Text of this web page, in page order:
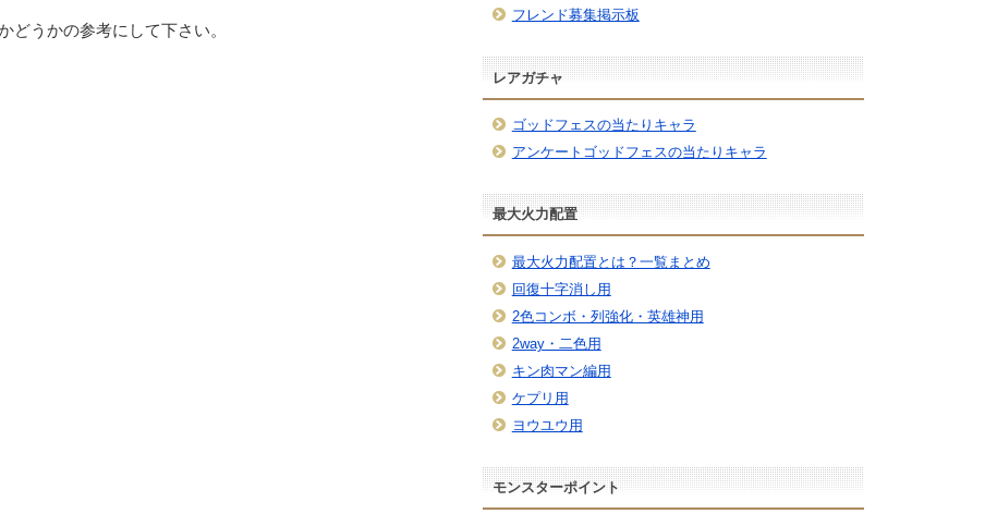
どうかの参考にして下さい。
フレンド募集掲示板
レアガチャ
ゴッドフェスの当たりキャラ
アンケートゴッドフェスの当たりキャラ
最大火力配置
最大火力配置とは？一覧まとめ
回復十字消し用
2色コンボ・列強化・英雄神用
2way・二色用
キン肉マン編用
ケプリ用
ヨウユウ用
モンスターポイント